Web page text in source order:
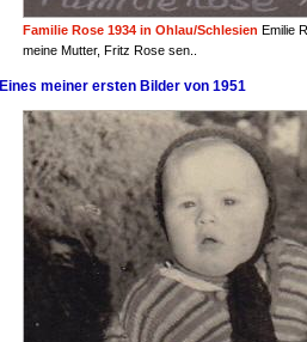
Familie Rose 1934 in Ohlau/Schlesien Emilie
meine Mutter, Fritz Rose sen..
Eines meiner ersten Bilder von 1951